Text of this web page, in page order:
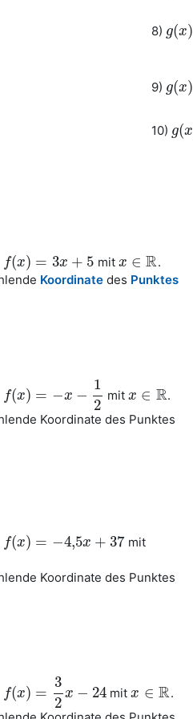
8) g(x)
g(x)=
9) g(x)
g(x)=
10) g(x
g(x)
f(x) = 3x + 5
f(x)=3x+ 5 mit x ∈ R
x∈R
.
Koordinate des Punktes
f(x) = −x −
1
2
f(x)=−x− 12 mitx ∈ R
x∈R
.
Koordinate des Punktes
f(x) = −4,5x + 37
f(x)=−4, 5x+37 mit
Koordinate des Punktes
f(x) =
3
2
x − 24
f(x)=32x −24 mitx ∈ R
x∈R
.